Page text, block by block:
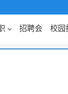
招聘会 校园